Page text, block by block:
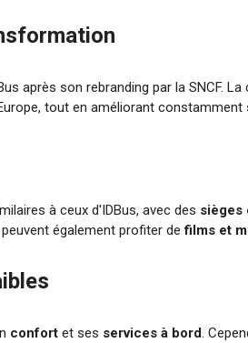
après son rebranding par la SNCF.
tout en améliorant constamment
à ceux d'IDBus, avec des sièges
peuvent également profiter defilms et
confort et ses services à bord .